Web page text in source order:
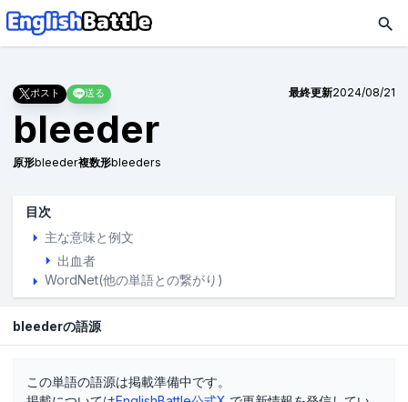
ポスト 送る 最終更新2024/08/21
bleeder
原形bleeder複数形bleeders
目次
主な意味と例文
出血者
WordNet(他の単語との繋がり)
bleederの語源
この単語の語源は掲載準備中です。